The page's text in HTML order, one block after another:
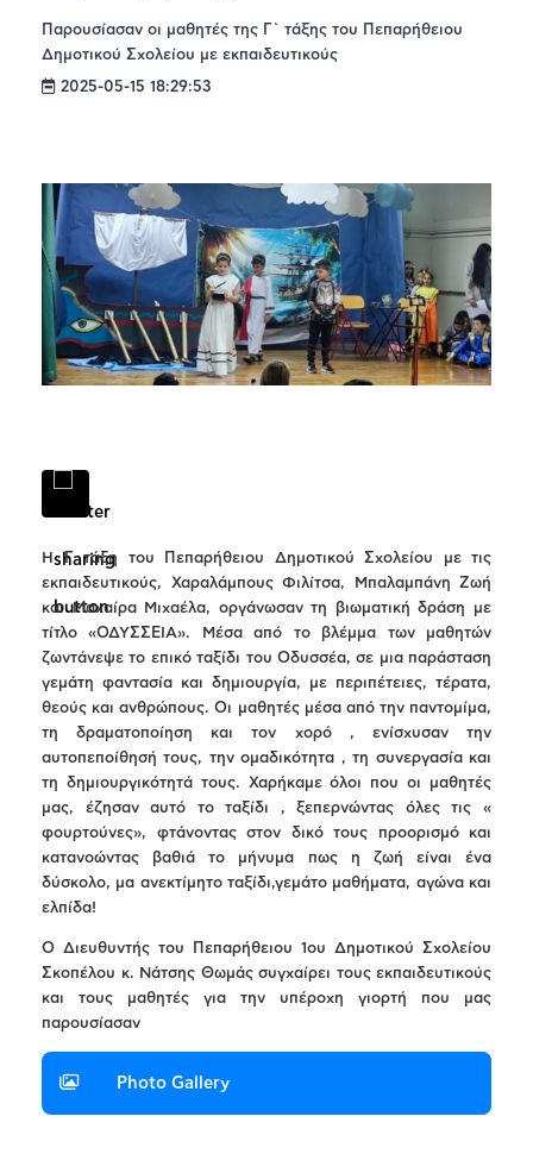
Παρουσίασαν οι μαθητές της Γ` τάξης του Πεπαρήθειου
Δημοτικού Σχολείου με εκπαιδευτικούς
2025-05-15 18:29:53
H Γ τάξη του Πεπαρήθειου Δημοτικού Σχολείου με τις
εκπαιδευτικούς, Χαραλάμπους Φιλίτσα, Μπαλαμπάνη Ζωή
και Μαχαίρα Μιχαέλα, οργάνωσαν τη βιωματική δράση με
τίτλο «ΟΔΥΣΣΕΙΑ». Μέσα από το βλέμμα των μαθητών
ζωντάνεψε το επικό ταξίδι του Οδυσσέα, σε μια παράσταση
γεμάτη φαντασία και δημιουργία, με περιπέτειες, τέρατα,
θεούς και ανθρώπους. Οι μαθητές μέσα από την παντομίμα,
τη δραματοποίηση και τον χορό , ενίσχυσαν την
αυτοπεποίθησή τους, την ομαδικότητα , τη συνεργασία και
τη δημιουργικότητά τους. Χαρήκαμε όλοι που οι μαθητές
μας, έζησαν αυτό το ταξίδι , ξεπερνώντας όλες τις «
φουρτούνες», φτάνοντας στον δικό τους προορισμό και
κατανοώντας βαθιά το μήνυμα πως η ζωή είναι ένα
δύσκολο, μα ανεκτίμητο ταξίδι,γεμάτο μαθήματα, αγώνα και
ελπίδα!
Ο Διευθυντής του Πεπαρήθειου 1ου Δημοτικού Σχολείου
Σκοπέλου κ. Νάτσης Θωμάς συγχαίρει τους εκπαιδευτικούς
και τους μαθητές για την υπέροχη γιορτή που μας
παρουσίασαν
Photo Gallery